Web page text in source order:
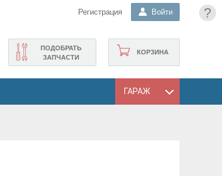
?
Регистрация Войти
КОРЗИНА
ПОДОБРАТЬ
ЗАПЧАСТИ
ГАРАЖ